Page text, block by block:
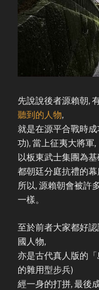
先說說後者源賴朝,
聽到的人物,
就是在源平合戰時
功), 當上征夷大將軍,
以板東武士集團為
都朝廷分庭抗禮的幕
所以, 源賴朝會被許
一樣。
至於前者大家都好
國人物,
亦是古代真人版的
的雜用型步兵)
經一身的打拼, 最後